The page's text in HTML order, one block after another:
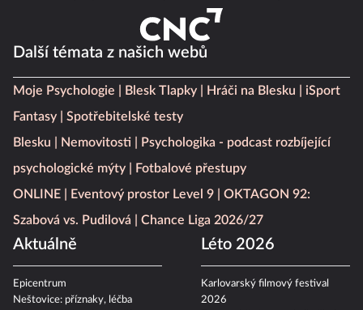
Další témata z našich webů
Moje Psychologie Blesk Tlapky Hráči na Blesku
iSport
Fantasy
Spotřebitelské testy
Blesku
Nemovitosti
Psychologika - podcast rozbíjející
psychologické mýty
Fotbalové přestupy
ONLINE
Eventový prostor Level 9
OKTAGON 92:
Szabová vs. Pudilová
Chance Liga 2026/27
Aktuálně
Epicentrum
Neštovice: příznaky, léčba
Léto 2026
Karlovarský filmový festival
2026